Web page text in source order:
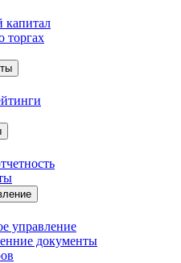
торгах
управление
документы